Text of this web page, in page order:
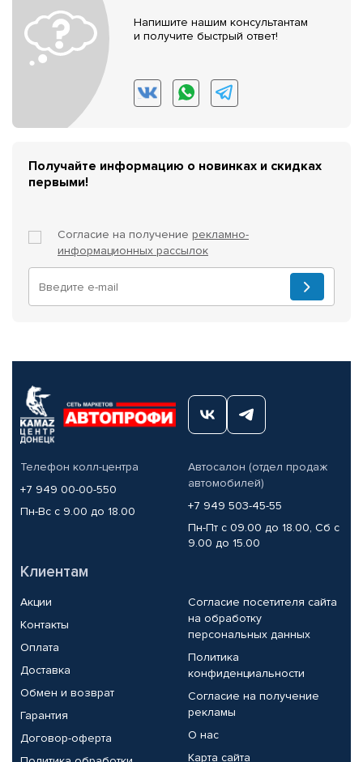
Напишите нашим консультантам
и получите быстрый ответ!
Получайте информацию о новинках и скидках
первыми!
Согласие на получение рекламно-
информационных рассылок
Телефон колл-центра
+7 949 00-00-550
Пн-Вс с 9.00 до 18.00
Автосалон (отдел продаж
автомобилей)
+7 949 503-45-55
Пн-Пт с 09.00 до 18.00, Сб с
9.00 до 15.00
Клиентам
Акции
Контакты
Оплата
Доставка
Обмен и возврат
Гарантия
Договор-оферта
Согласие посетителя сайта
на обработку
персональных данных
Политика
конфиденциальности
Согласие на получение
рекламы
О нас
Карта сайта